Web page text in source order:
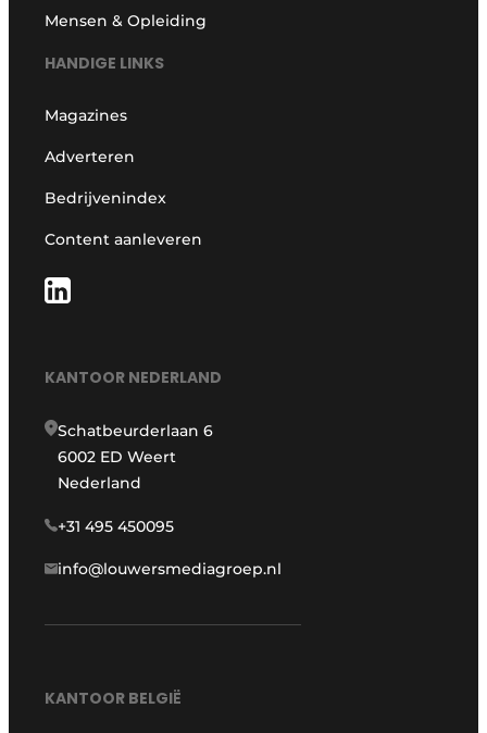
Mensen & Opleiding
HANDIGE LINKS
Magazines
Adverteren
Bedrijvenindex
Content aanleveren
KANTOOR NEDERLAND
Schatbeurderlaan 6
6002 ED Weert
Nederland
+31 495 450095
info@louwersmediagroep.nl
KANTOOR BELGIË